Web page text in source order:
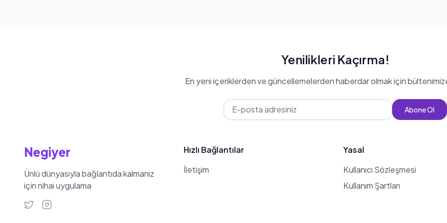
Yenilikleri Kaçırma!
En yeni içeriklerden ve güncellemelerden haberdar olmak için
Abone Ol
Negiyer
Ünlü dünyasıyla bağlantıda kalmanız
için nihai uygulama
Hızlı Bağlantılar
İletişim
Yasal
Kullanıcı Sözleşmesi
Kullanım Şartları